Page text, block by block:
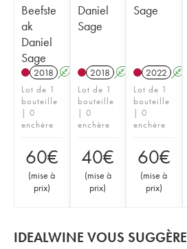
Beefste
ak
Daniel
Sage
2018 A K
Lot de 1
bouteille
| 0
enchère
60€
(mise à
prix)
Daniel
Sage
2018 A K
Lot de 1
bouteille
| 0
enchère
40€
(mise à
prix)
Sage
2022 A
Lot de 1
bouteille
| 0
enchère
60€
(mise à
prix)
IDEALWINE VOUS SUGGÈRE